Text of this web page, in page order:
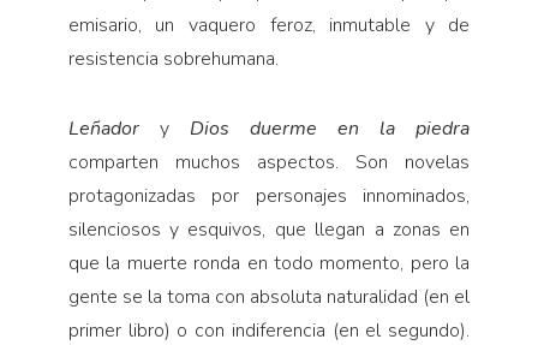
emisario, un vaquero feroz, inmutable y de
resistencia sobrehumana.
Leñador y Dios duerme en la piedra
comparten muchos aspectos. Son novelas
protagonizadas por personajes innominados,
silenciosos y esquivos, que llegan a zonas en
que la muerte ronda en todo momento, pero la
gente se la toma con absoluta naturalidad (en el
primer libro) o con indiferencia (en el segundo).